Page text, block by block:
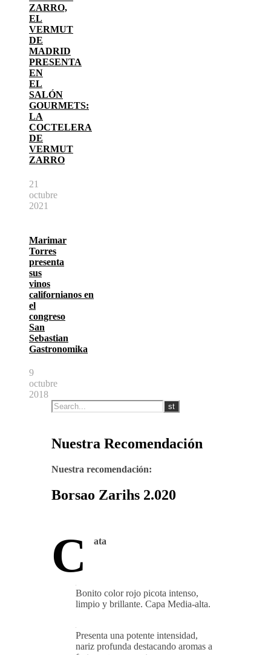
ZARRO,
EL
VERMUT
DE
MADRID
PRESENTA
EN
EL
SALÓN
GOURMETS:
LA
COCTELERA
DE
VERMUT
ZARRO
21
octubre
2021
Marimar
Torres
presenta
sus
vinos
californianos en
el
congreso
San
Sebastian
Gastronomika
9
octubre
2018
Nuestra Recomendación
Nuestra recomendación:
Borsao Zarihs 2.020
C ata
limpio y brillante. Capa Media-alta.